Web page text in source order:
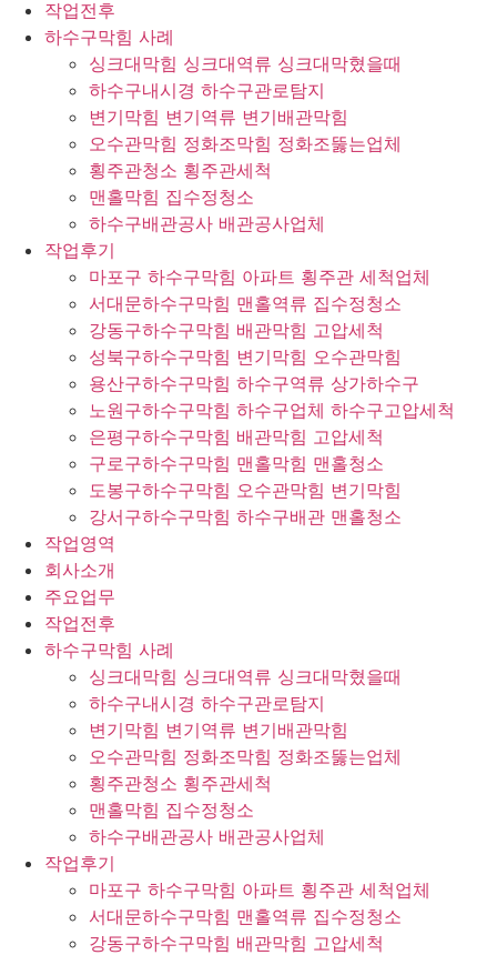
작업전후
하수구막힘 사례
싱크대막힘 싱크대역류 싱크대막혔을때
하수구내시경 하수구관로탐지
변기막힘 변기역류 변기배관막힘
오수관막힘 정화조막힘 정화조뚫는업체
횡주관청소 횡주관세척
맨홀막힘 집수정청소
하수구배관공사 배관공사업체
작업후기
마포구 하수구막힘 아파트 횡주관 세척업체
서대문하수구막힘 맨홀역류 집수정청소
강동구하수구막힘 배관막힘 고압세척
성북구하수구막힘 변기막힘 오수관막힘
용산구하수구막힘 하수구역류 상가하수구
노원구하수구막힘 하수구업체 하수구고압세척
은평구하수구막힘 배관막힘 고압세척
구로구하수구막힘 맨홀막힘 맨홀청소
도봉구하수구막힘 오수관막힘 변기막힘
강서구하수구막힘 하수구배관 맨홀청소
작업영역
회사소개
주요업무
작업전후
하수구막힘 사례
싱크대막힘 싱크대역류 싱크대막혔을때
하수구내시경 하수구관로탐지
변기막힘 변기역류 변기배관막힘
오수관막힘 정화조막힘 정화조뚫는업체
횡주관청소 횡주관세척
맨홀막힘 집수정청소
하수구배관공사 배관공사업체
작업후기
마포구 하수구막힘 아파트 횡주관 세척업체
서대문하수구막힘 맨홀역류 집수정청소
강동구하수구막힘 배관막힘 고압세척